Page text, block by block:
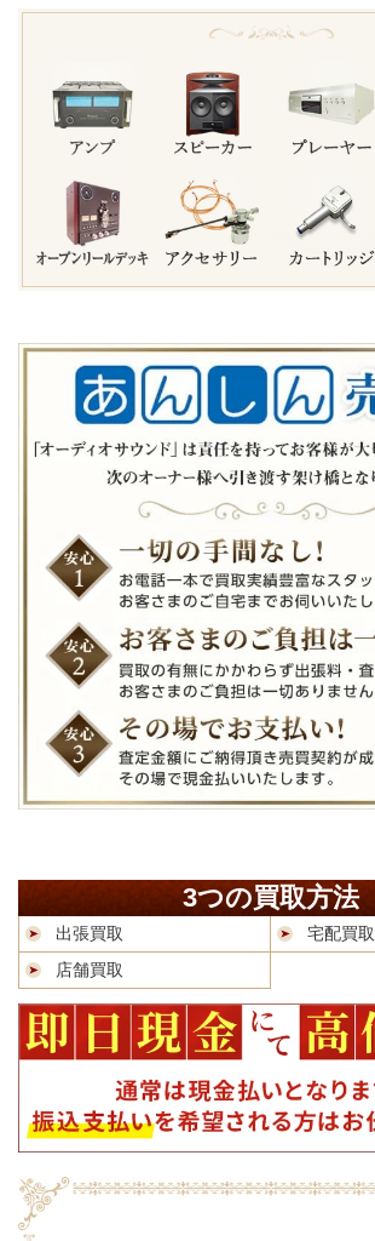
3つの買取方法
出張買取
宅配買取
店舗買取